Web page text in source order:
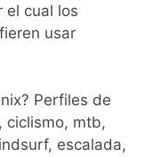
el cual los
usar
Perfiles de
ciclismo, mtb,
escalada,